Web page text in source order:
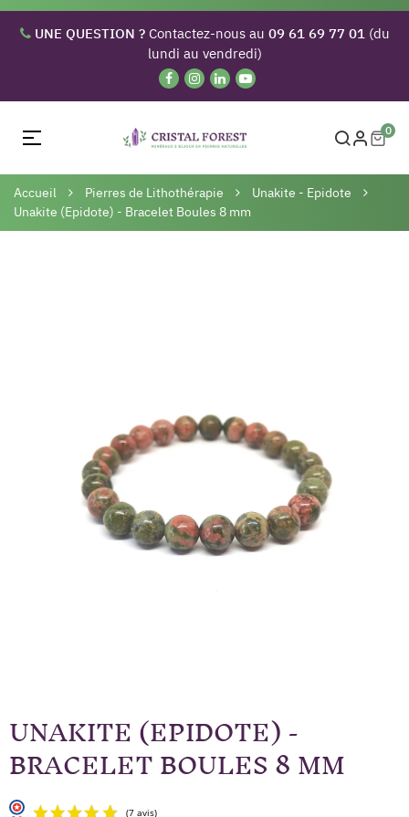
UNE QUESTION ?Contactez-nous au 09 61 69 77 01(du
lundi au vendredi)
Basculer
navigation
☰ 0
Accueil Pierres de Lithothérapie
Unakite - Epidote
Unakite (Epidote) - Bracelet Boules 8 mm
UNAKITE (EPIDOTE) -
BRACELET BOULES 8 MM